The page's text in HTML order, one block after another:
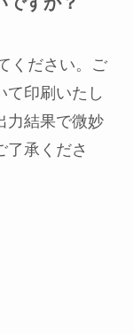
ください。ご
て印刷いたし
力結果で微妙
了承くださ